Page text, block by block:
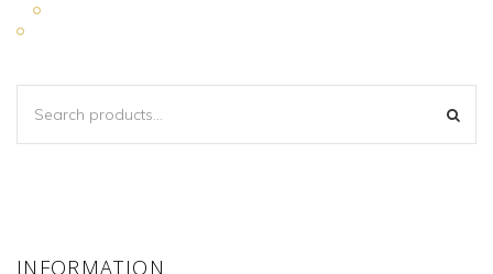
FOR:
INFORMATION